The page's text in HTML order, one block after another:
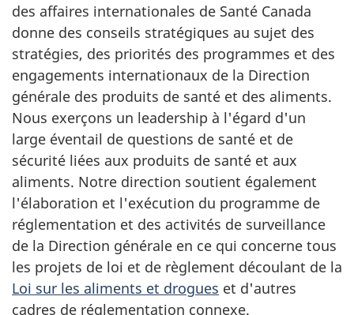
des affaires internationales de Santé Canada
donne des conseils stratégiques au sujet des
stratégies, des priorités des programmes et des
engagements internationaux de la Direction
générale des produits de santé et des aliments.
Nous exerçons un leadership à l'égard d'un
large éventail de questions de santé et de
sécurité liées aux produits de santé et aux
aliments. Notre direction soutient également
l'élaboration et l'exécution du programme de
réglementation et des activités de surveillance
de la Direction générale en ce qui concerne tous
les projets de loi et de règlement découlant de la
Loi sur les aliments et drogues et d'autres
cadres de réglementation connexe.